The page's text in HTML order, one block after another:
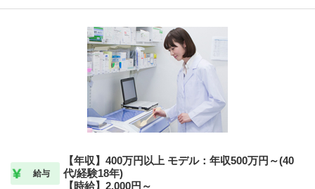
給与
【年収】400万円以上 モデル：年収500万円～(40
代/経験18年)
【時給】2,000円～